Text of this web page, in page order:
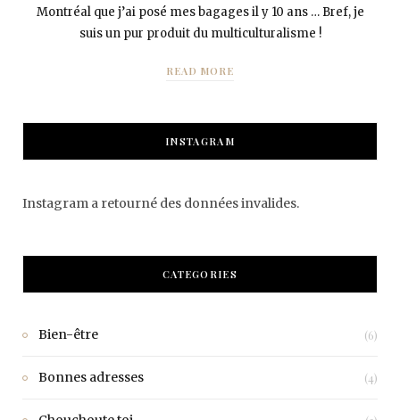
Montréal que j’ai posé mes bagages il y 10 ans … Bref, je
suis un pur produit du multiculturalisme !
READ MORE
INSTAGRAM
Instagram a retourné des données invalides.
CATEGORIES
Bien-être (6)
Bonnes adresses (4)